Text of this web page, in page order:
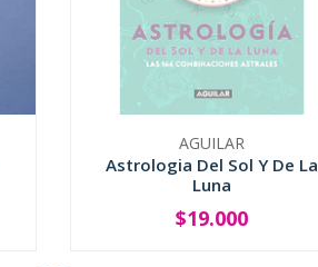
AGUILAR
Astrologia Del Sol Y De La
Luna
SOLD OUT
$19.000